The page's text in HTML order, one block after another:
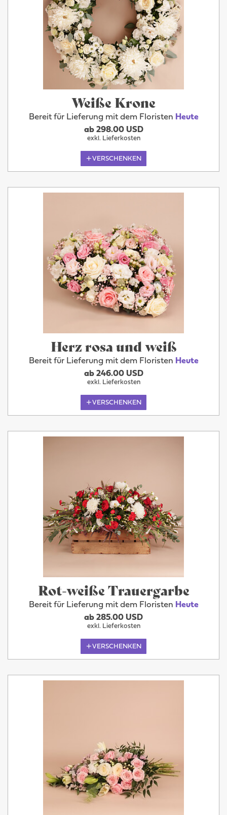
Weiße Krone
Bereit für Lieferung mit dem Floristen Heute
ab 298.00 USD
exkl. Lieferkosten
VERSCHENKEN
Herz rosa und weiß
Bereit für Lieferung mit dem Floristen Heute
ab 246.00 USD
exkl. Lieferkosten
VERSCHENKEN
Rot-weiße Trauergarbe
Bereit für Lieferung mit dem Floristen Heute
ab 285.00 USD
exkl. Lieferkosten
VERSCHENKEN